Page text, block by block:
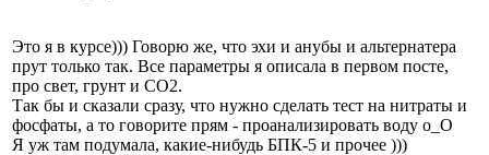
Это я в курсе))) Говорю же, что эхи и анубы и альтернатера
прут только так. Все параметры я описала в первом посте,
про свет, грунт и СО2.
Так бы и сказали сразу, что нужно сделать тест на нитраты и
фосфаты, а то говорите прям - проанализировать воду о_О
Я уж там подумала, какие-нибудь БПК-5 и прочее )))